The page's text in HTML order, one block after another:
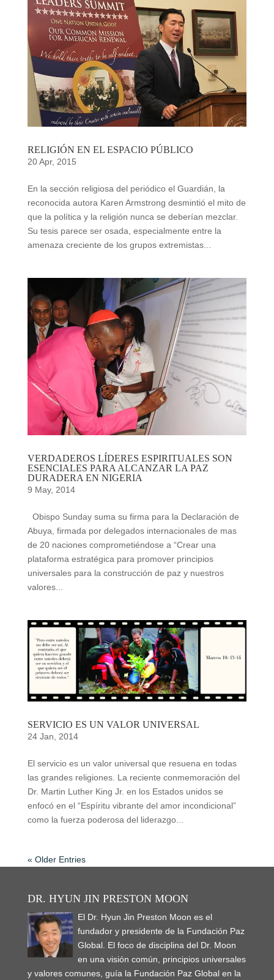
RELIGIÓN EN EL ESPACIO PÚBLICO
20 Apr, 2015
En la sección religiosa del periódico el Guardián, la
reconocida autora Karen Armstrong desmintió el mito de
que la política y la religión nunca se deberían mezclar.
Su tesis parece ser osada, especialmente entre la
amenaza creciente de los grupos extremistas...
VERDADEROS LÍDERES ESPIRITUALES SON
ESENCIALES PARA ALCANZAR LA PAZ
DURADERA EN NIGERIA
9 May, 2014
Obispo Sunday suma su firma para la Declaración de
Abuya, firmada por delegados internacionales de mas
de 20 naciones comprometiéndose a “Crear una
plataforma estratégica para promover principios
universales para la construcción de paz y nuestros
valores...
SERVICIO ES UN VALOR UNIVERSAL
24 Jan, 2014
El servicio es un valor universal que resuena en todas
las grandes religiones. La reciente conmemoración del
Dr. Martin Luther King Jr. en los Estados unidos se
enfocó en el “Espíritu vibrante del amor incondicional”
como la fuerza poderosa del liderazgo...
« Older Entries
DR. HYUN JIN PRESTON MOON
El Dr. Hyun Jin Preston Moon es el
fundador y presidente de la Fundación Paz
Global. El foco de disciplina del Dr. Moon
en una visión común, principios universales
y valores comunes, guía la Fundación Paz Global en la